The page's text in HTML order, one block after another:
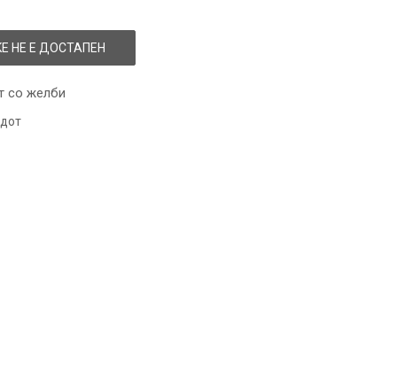
НЕ Е ДОСТАПЕН
со желби